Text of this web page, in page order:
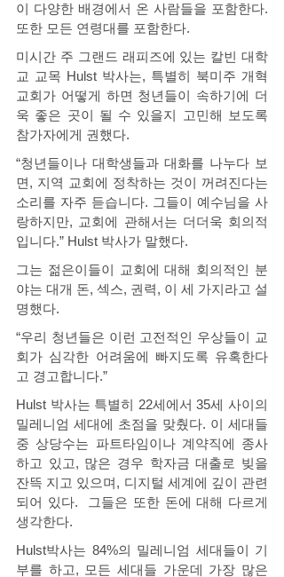
이 다양한 배경에서 온 사람들을 포함한다.
또한 모든 연령대를 포함한다.
미시간 주 그랜드 래피즈에 있는 칼빈 대학
교 교목 Hulst 박사는, 특별히 북미주 개혁
교회가 어떻게 하면 청년들이 속하기에 더
욱 좋은 곳이 될 수 있을지 고민해 보도록
참가자에게 권했다.
“청년들이나 대학생들과 대화를 나누다 보
면, 지역 교회에 정착하는 것이 꺼려진다는
소리를 자주 듣습니다. 그들이 예수님을 사
랑하지만, 교회에 관해서는 더더욱 회의적
입니다.” Hulst 박사가 말했다.
그는 젊은이들이 교회에 대해 회의적인 분
야는 대개 돈, 섹스, 권력, 이 세 가지라고 설
명했다.
“우리 청년들은 이런 고전적인 우상들이 교
회가 심각한 어려움에 빠지도록 유혹한다
고 경고합니다.”
Hulst 박사는 특별히 22세에서 35세 사이의
밀레니엄 세대에 초점을 맞췄다. 이 세대들
중 상당수는 파트타임이나 계약직에 종사
하고 있고, 많은 경우 학자금 대출로 빚을
잔뜩 지고 있으며, 디지털 세계에 깊이 관련
되어 있다.  그들은 또한 돈에 대해 다르게
생각한다.
Hulst박사는 84%의 밀레니엄 세대들이 기
부를 하고, 모든 세대들 가운데 가장 많은